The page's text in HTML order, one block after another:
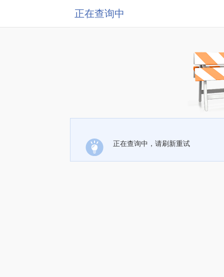
正在查询中
正在查询中，请刷新重试